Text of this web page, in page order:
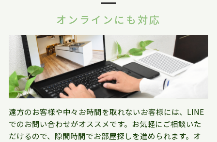
オンラインにも対応
遠方のお客様や中々お時間を取れないお客様には、LINE
でのお問い合わせがオススメです。お気軽にご相談いた
だけるので、隙間時間でお部屋探しを進められます。オ